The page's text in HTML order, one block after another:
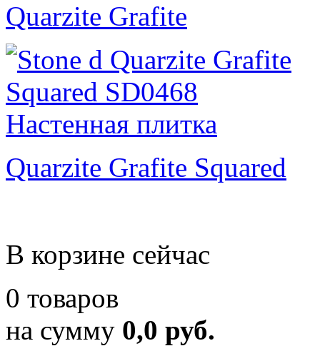
Quarzite Grafite
Quarzite Grafite Squared
В корзине сейчас
0 товаров
на сумму 0,0 руб.